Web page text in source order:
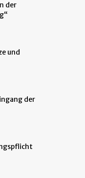
der
und
der